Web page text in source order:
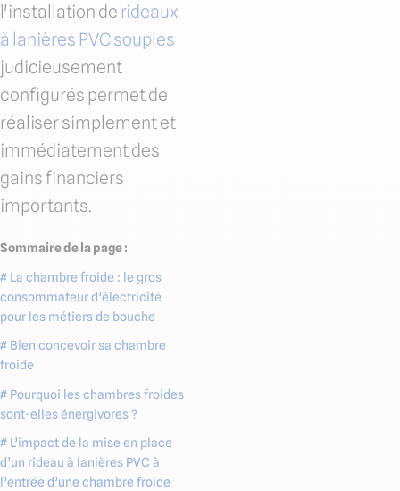
l'installation de rideaux
à lanières PVC souples
judicieusement
configurés permet de
réaliser simplement et
immédiatement des
gains financiers
importants.
Sommaire de la page :
# La chambre froide : le gros
consommateur d’électricité
pour les métiers de bouche
# Bien concevoir sa chambre
froide
# Pourquoi les chambres froides
sont-elles énergivores ?
# L’impact de la mise en place
d’un rideau à lanières PVC à
l’entrée d’une chambre froide